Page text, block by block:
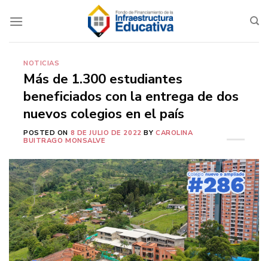
NOTICIAS
Más de 1.300 estudiantes
beneficiados con la entrega de dos
nuevos colegios en el país
POSTED ON 8 DE JULIO DE 2022 BY CAROLINA
BUITRAGO MONSALVE